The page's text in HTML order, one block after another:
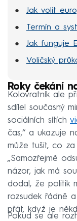
Jak volit
Termín a
Jak funguje
Voličský
Roky čekání
Kolovratník ale
sdílel současný
sociálních sítích
čas,“ a ukazuje
může tušit, co za
„Samozřejmě
názor, jak má
dodal, že politik
rozsudek řádně
přát, když je
Pokud se ale